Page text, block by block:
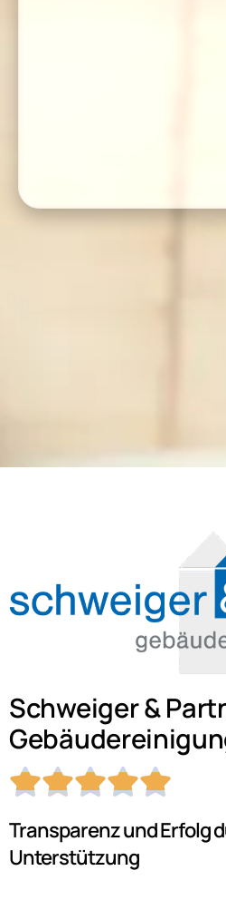
Schweiger &

Transparenz und Erfolg
Unterstützung